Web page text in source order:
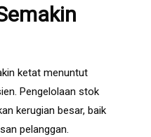
ketat menuntut
Pengelolaan stok
kerugian besar, baik
pelanggan.